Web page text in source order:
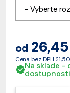
- Vyberte
od
Cena bez DPH
Na sklade -